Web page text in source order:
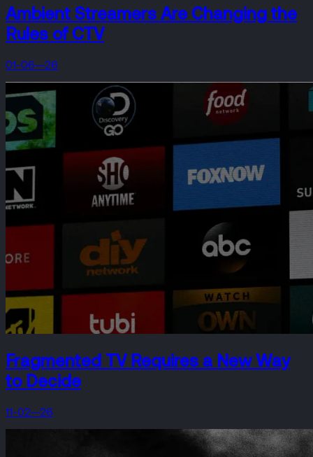
Ambient Streamers Are Changing the
Rules of CTV
01-06—26
Fragmented TV Requires a New Way
to Decide
11-02—26